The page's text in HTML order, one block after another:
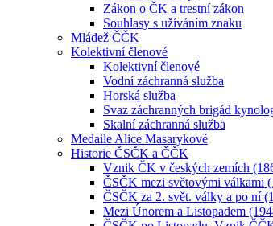
Zákon o ČK a trestní zákon
Souhlasy s užíváním znaku
Mládež ČČK
Kolektivní členové
Kolektivní členové
Vodní záchranná služba
Horská služba
Svaz záchranných brigád
Skalní záchranná služba
Medaile Alice Masarykové
Historie ČSČK a ČČK
Vznik ČK v českých zemích
ČSČK mezi světovými válkami
ČSČK za 2. svět. války a po ní
Mezi Únorem a Listopadem